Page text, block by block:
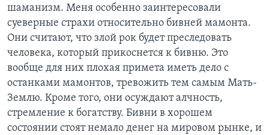
шаманизм. Меня особенно заинтересовали
суеверные страхи относительно бивней мамонта.
Они считают, что злой рок будет преследовать
человека, который прикоснется к бивню. Это
вообще для них плохая примета иметь дело с
останками мамонтов, тревожить тем самым Мать-
Землю. Кроме того, они осуждают алчность,
стремление к богатству. Бивни в хорошем
состоянии стоят немало денег на мировом рынке, и